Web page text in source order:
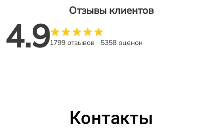
Отзывы клиентов
4.91799 отзывов 5358 оценок
Контакты